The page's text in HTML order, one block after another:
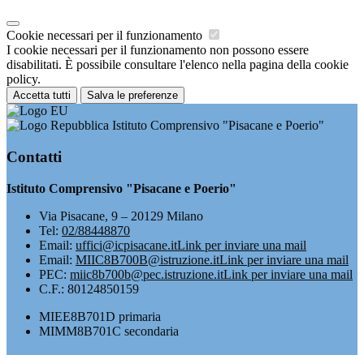
Cookie necessari per il funzionamento
I cookie necessari per il funzionamento non possono essere
disabilitati. È possibile consultare l'elenco nella pagina della cookie
policy.
Accetta tutti Salva le preferenze
Istituto Comprensivo "Pisacane e Poerio"
Contatti
Istituto Comprensivo "Pisacane e Poerio"
Via Pisacane, 9 – 20129 Milano
Tel: 02/88448870
Email: uffici@icpisacane.itLink per inviare una mail
Email: MIIC8B700B@istruzione.itLink per inviare una mail
PEC: miic8b700b@pec.istruzione.itLink per inviare una mail
C.F.: 80124850159
MIEE8B701D primaria
MIMM8B701C secondaria